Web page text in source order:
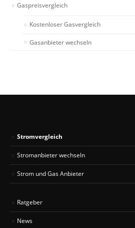
Gaspreisvergleich
Kostenloser Gasvergleich
Gasanbieter wechseln
Stromvergleich
Stromanbieter wechseln
Strom und Gas Anbieter
Ratgeber
News